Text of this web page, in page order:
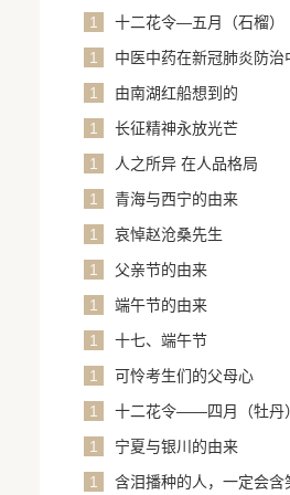
1
十二花令—五月（石榴）
1
中医中药在新冠肺炎防
1
由南湖红船想到的
1
长征精神永放光芒
1
人之所异 在人品格局
1
青海与西宁的由来
1
哀悼赵沧桑先生
1
父亲节的由来
1
端午节的由来
1
十七、端午节
1
可怜考生们的父母心
1
十二花令——四月（牡丹）
1
宁夏与银川的由来
1
含泪播种的人，一定会含